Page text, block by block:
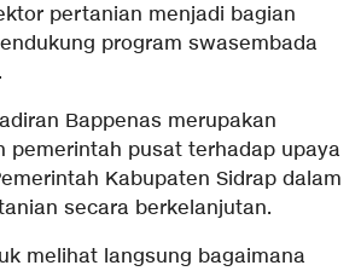
pertanian menjadi bagian
program swasembada
Bappenas merupakan
pemerintah pusat terhadap upaya
Kabupaten Sidrap dalam
secara berkelanjutan.
melihat langsung bagaimana